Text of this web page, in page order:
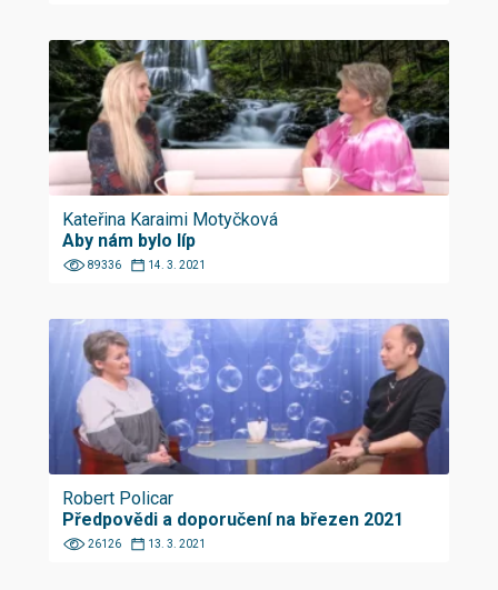
Kateřina Karaimi Motyčková
Aby nám bylo líp
89336 14. 3. 2021
Robert Policar
Předpovědi a doporučení na březen 2021
26126 13. 3. 2021